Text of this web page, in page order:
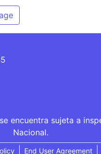
encuentra sujeta a
Nacional.
End User Agreement